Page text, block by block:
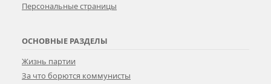
Персональные страницы
ОСНОВНЫЕ РАЗДЕЛЫ
Жизнь партии
За что борются коммунисты